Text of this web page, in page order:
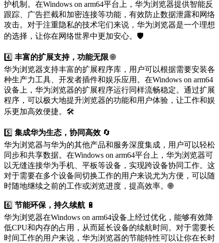
护机制。在Windows on arm64平台上，华为浏览器提供智能反
跟踪、广告拦截和加密连接等功能，有效防止数据泄露和网络
攻击。对于注重隐私的技术宅们来说，华为浏览器是一个理想
的选择，让你在网络世界中更加安心。🛡️
4️⃣ 丰富的扩展支持，功能无限🌐
华为浏览器支持丰富的扩展程序库，用户可以根据需要安装各
种生产力工具、开发者插件和娱乐应用。在Windows on arm64
设备上，华为浏览器的扩展程序运行同样流畅稳定。通过扩展
程序，可以极大地提升浏览器的功能和用户体验，让工作和娱
乐更加高效便捷。🛠️
5️⃣ 集成华为生态，协同高效 🔄
华为浏览器与华为的其他产品和服务深度集成，用户可以轻松
同步和共享数据。在Windows on arm64平台上，华为浏览器可
以无缝连接华为手机、平板等设备，实现跨设备协同工作。这
对于需要在多个设备间切换工作的用户来说尤为方便，可以随
时随地继续之前的工作或浏览进度，提高效率。🌐
6️⃣ 节能环保，持久续航 🔋
华为浏览器在Windows on arm64设备上经过优化，能够有效降
低CPU和内存的占用，从而延长设备的续航时间。对于需要长
时间工作的用户来说，华为浏览器的节能特性可以让你在长时